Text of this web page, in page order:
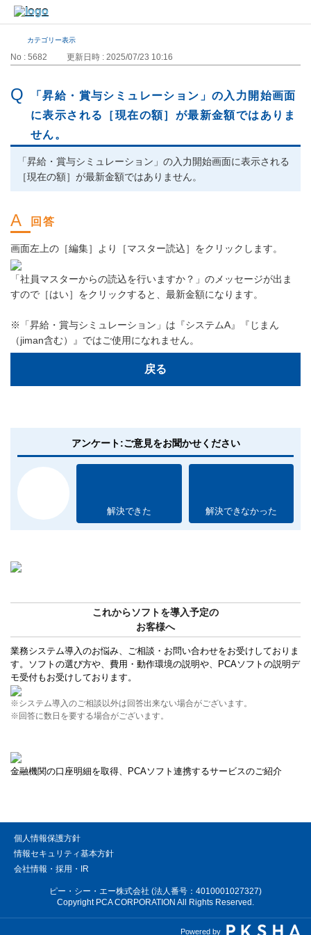
カテゴリー表示
No : 5682 更新日時 : 2025/07/23 10:16
「昇給・賞与シミュレーション」の入力開始画面
に表示される［現在の額］が最新金額ではありま
せん。
「昇給・賞与シミュレーション」の入力開始画面に表示される
［現在の額］が最新金額ではありません。
画面左上の［編集］より［マスター読込］をクリックします。
「社員マスターからの読込を行いますか？」のメッセージが出ま
すので［はい］をクリックすると、最新金額になります。
※「昇給・賞与シミュレーション」は『システムA』『じまん
（jiman含む）』ではご使用になれません。
戻る
アンケート:ご意見をお聞かせください
解決できた 解決できなかった
これからソフトを導入予定の
お客様へ
業務システム導入のお悩み、ご相談・お問い合わせをお受けしておりま
す。ソフトの選び方や、費用・動作環境の説明や、PCAソフトの説明デ
モ受付もお受けしております。
※システム導入のご相談以外は回答出来ない場合がございます。
※回答に数日を要する場合がございます。
金融機関の口座明細を取得、PCAソフト連携するサービスのご紹介
個人情報保護方針
情報セキュリティ基本方針
会社情報・採用・IR
ピー・シー・エー株式会社 (法人番号：4010001027327)
Copyright PCA CORPORATION All Rights Reserved.
Powered by